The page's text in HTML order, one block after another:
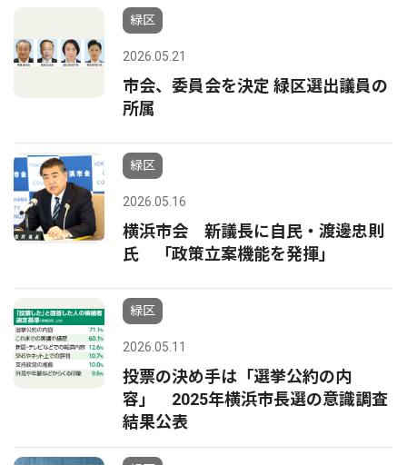
緑区
2026.05.21
市会、委員会を決定 緑区選出議員の
所属
緑区
2026.05.16
横浜市会 新議長に自民・渡邊忠則
氏 「政策立案機能を発揮」
緑区
2026.05.11
投票の決め手は「選挙公約の内
容」 2025年横浜市長選の意識調査
結果公表